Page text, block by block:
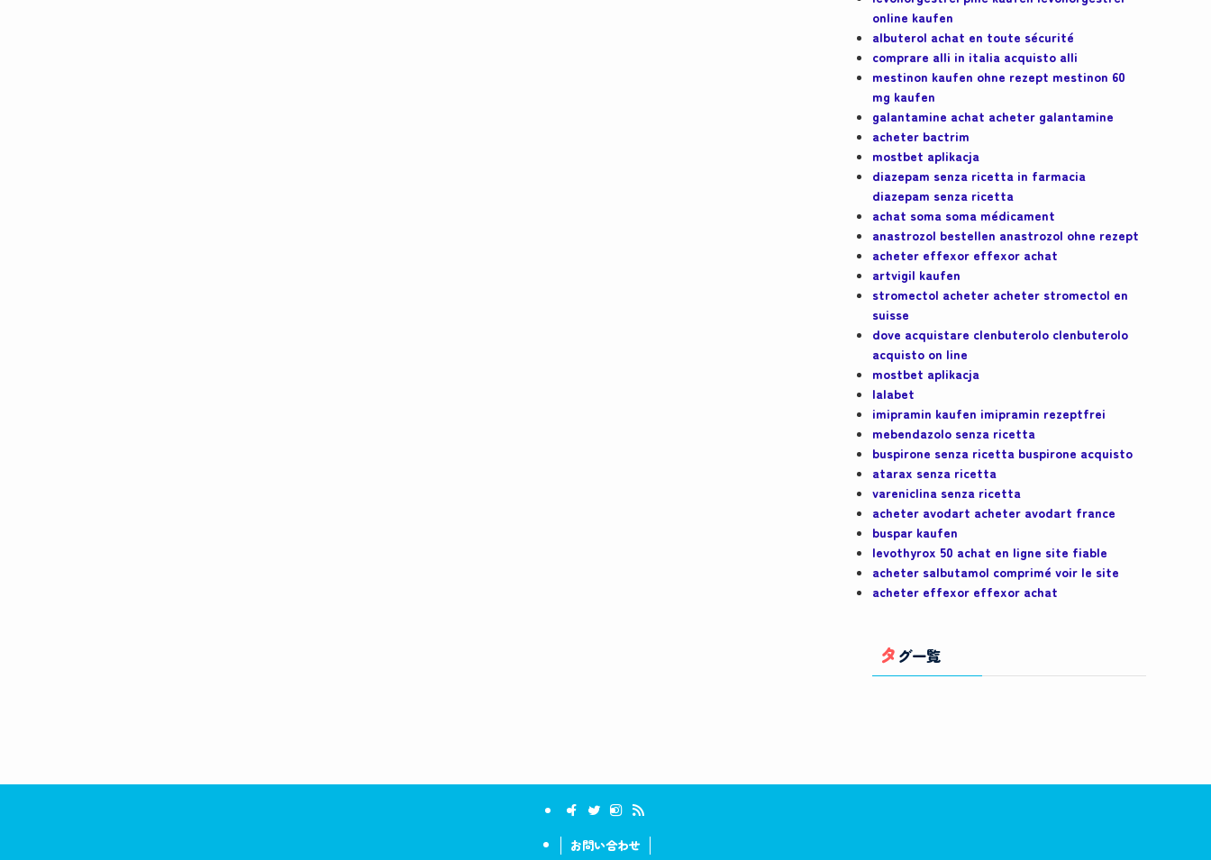
online kaufen
albuterol achat en toute sécurité
comprare alli in italia acquisto alli
mestinon kaufen ohne rezept mestinon 60
mg kaufen
galantamine achat acheter galantamine
acheter bactrim
mostbet aplikacja
diazepam senza ricetta in farmacia
diazepam senza ricetta
achat soma soma médicament
anastrozol bestellen anastrozol ohne rezept
acheter effexor effexor achat
artvigil kaufen
stromectol acheter acheter stromectol en
suisse
dove acquistare clenbuterolo clenbuterolo
acquisto on line
mostbet aplikacja
lalabet
imipramin kaufen imipramin rezeptfrei
mebendazolo senza ricetta
buspirone senza ricetta buspirone acquisto
atarax senza ricetta
vareniclina senza ricetta
acheter avodart acheter avodart france
buspar kaufen
levothyrox 50 achat en ligne site fiable
acheter salbutamol comprimé voir le site
acheter effexor effexor achat
タ グ一覧
お問い合わせ